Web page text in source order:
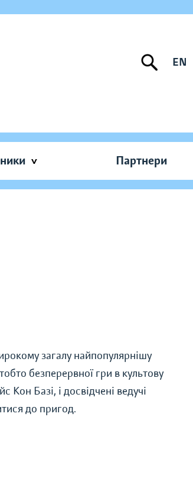
EN
Партнери
загалу найпопулярнішу
безперервної гри в культову
Кон Базі, і досвідчені ведучі
до пригод.